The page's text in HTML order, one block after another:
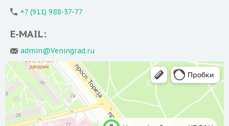
+7 (911) 988-37-77
E-MAIL:
admin@Veningrad.ru